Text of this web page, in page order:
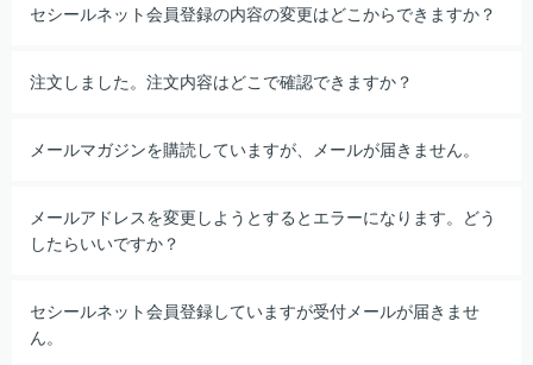
セシールネット会員登録の内容の変更はどこからできますか？
注文しました。注文内容はどこで確認できますか？
メールマガジンを購読していますが、メールが届きません。
メールアドレスを変更しようとするとエラーになります。どう
したらいいですか？
セシールネット会員登録していますが受付メールが届きませ
ん。